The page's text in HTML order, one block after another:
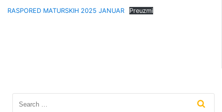
RASPORED MATURSKIH 2025 JANUAR Preuzmi